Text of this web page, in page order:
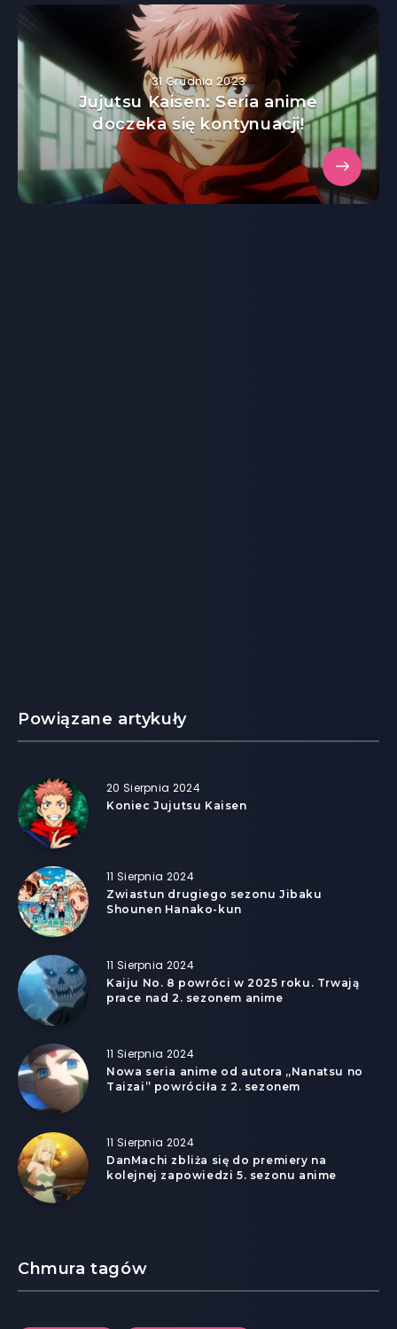
31 Grudnia 2023
Jujutsu Kaisen: Seria anime
doczeka się kontynuacji!
Powiązane artykuły
20 Sierpnia 2024
Koniec Jujutsu Kaisen
11 Sierpnia 2024
Zwiastun drugiego sezonu Jibaku
Shounen Hanako-kun
11 Sierpnia 2024
Kaiju No. 8 powróci w 2025 roku. Trwają
prace nad 2. sezonem anime
11 Sierpnia 2024
Nowa seria anime od autora „Nanatsu no
Taizai” powróciła z 2. sezonem
11 Sierpnia 2024
DanMachi zbliża się do premiery na
kolejnej zapowiedzi 5. sezonu anime
Chmura tagów